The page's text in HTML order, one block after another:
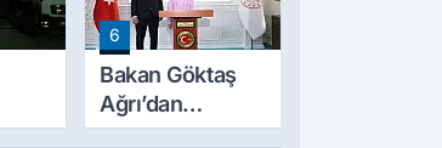
6
Bakan Göktaş
Ağrı’dan
‘Terörsüz